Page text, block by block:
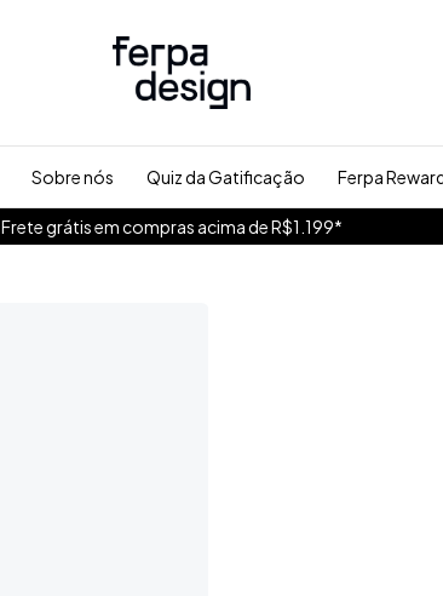
Frete grátis em compras acima de R$1.199*
Sobre nós Quiz da Gatificação Ferpa